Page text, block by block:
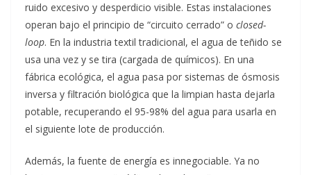
ruido excesivo y desperdicio visible. Estas instalaciones
operan bajo el principio de “circuito cerrado” o closed-
loop. En la industria textil tradicional, el agua de teñido se
usa una vez y se tira (cargada de químicos). En una
fábrica ecológica, el agua pasa por sistemas de ósmosis
inversa y filtración biológica que la limpian hasta dejarla
potable, recuperando el 95-98% del agua para usarla en
el siguiente lote de producción.
Además, la fuente de energía es innegociable. Ya no